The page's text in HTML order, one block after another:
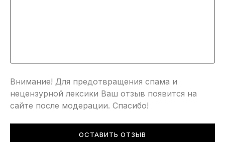
Внимание! Для предотвращения спама и
нецензурной лексики Ваш отзыв появится на
сайте после модерации. Спасибо!
ОСТАВИТЬ ОТЗЫВ